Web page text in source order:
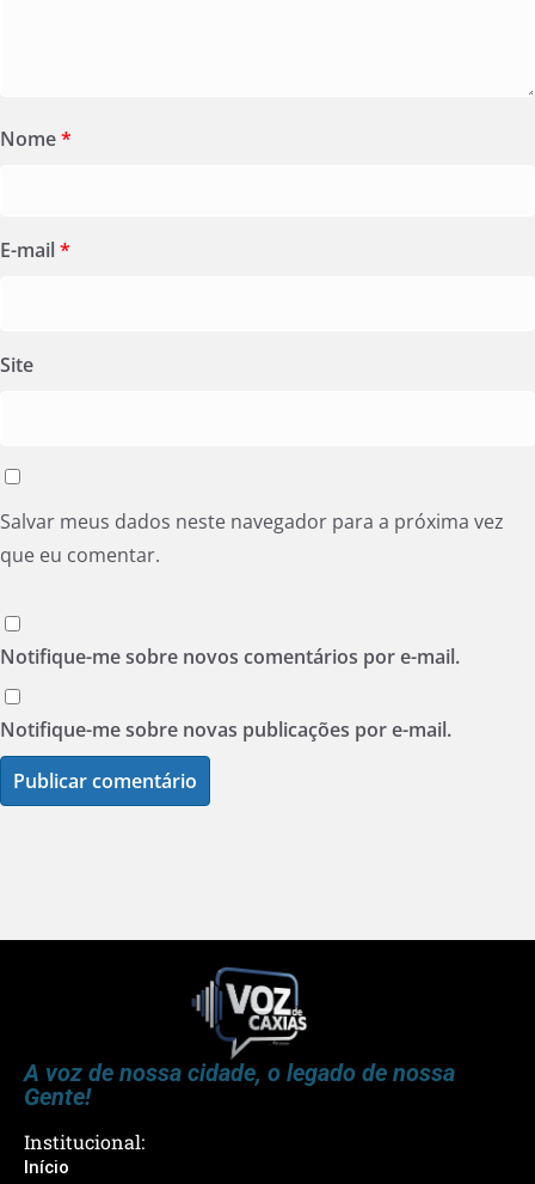
Nome*
E-mail*
Site
Salvar meus dados neste navegador para a próxima vez
que eu comentar.
Notifique-me sobre novos comentários por e-mail.
Notifique-me sobre novas publicações por e-mail.
A voz de nossa cidade, o legado de nossa
Gente!
Institucional:
Início